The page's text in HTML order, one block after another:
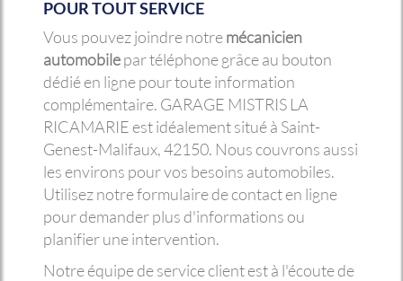
POUR TOUT SERVICE
Vous pouvez joindre notremécanicien
automobilepar téléphone grâce au bouton
dédié en ligne pour toute information
complémentaire. GARAGE MISTRIS LA
RICAMARIE est idéalement situé à Saint-
Genest-Malifaux, 42150. Nous couvrons aussi
les environs pour vos besoins automobiles.
Utilisez notre formulaire de contact en ligne
pour demander plus d'informations ou
planifier une intervention.
Notre équipe de service client est à l'écoute de